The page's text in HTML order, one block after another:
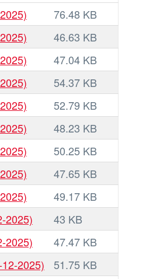
76.48 KB
46.63 KB
47.04 KB
54.37 KB
52.79 KB
48.23 KB
50.25 KB
47.65 KB
49.17 KB
2025)
43 KB
2025)
47.47 KB
2025)
51.75 KB